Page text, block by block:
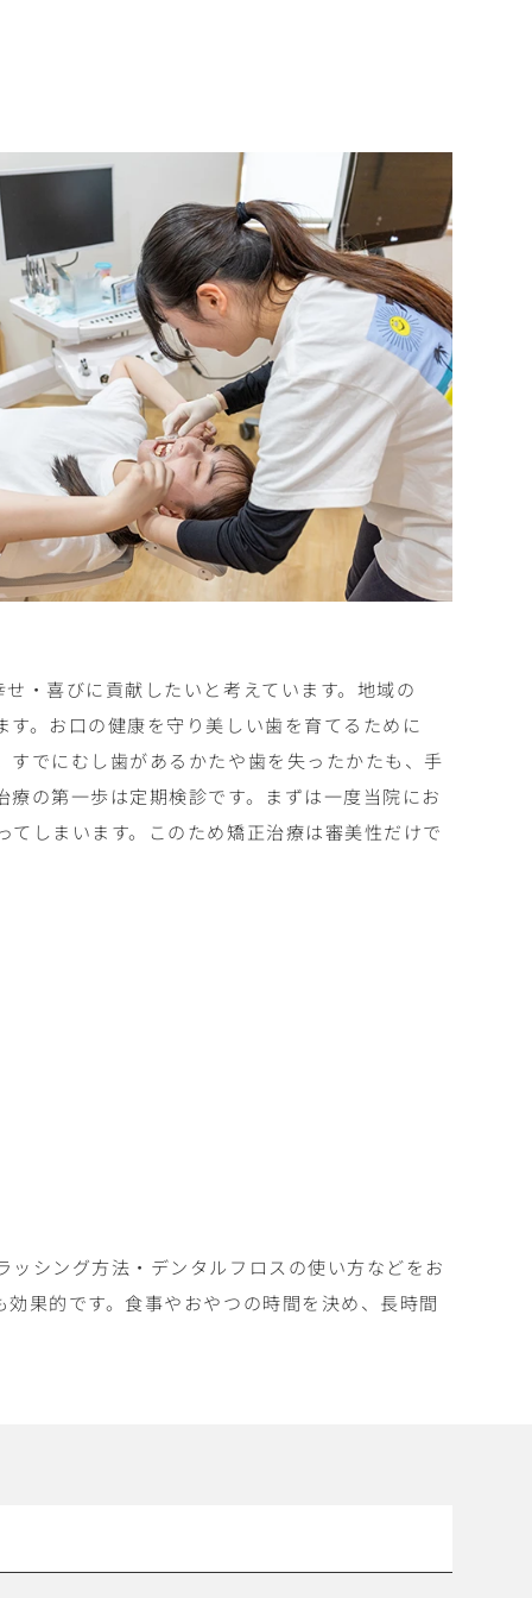
・喜びに貢献したいと考えています。地域の
。お口の健康を守り美しい歯を育てるために
でにむし歯があるかたや歯を失ったかたも、手
の第一歩は定期検診です。まずは一度当院にお
しまいます。このため矯正治療は審美性だけで
シング方法・デンタルフロスの使い方などをお
果的です。食事やおやつの時間を決め、長時間